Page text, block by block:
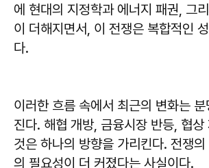
에 현대의 지정학과 에너지 패권, 그
이 더해지면서, 이 전쟁은 복합적인
다.
이러한 흐름 속에서 최근의 변화는
진다. 해협 개방, 금융시장 반등, 협
것은 하나의 방향을 가리킨다. 전쟁
의 필요성이 더 커졌다는 사실이다.